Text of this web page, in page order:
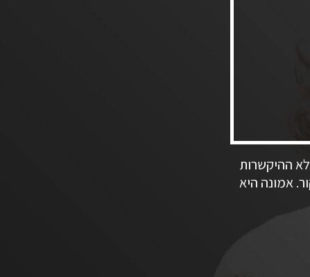
ההיקשרות
אמונה היא